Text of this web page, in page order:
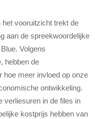
vooruitzicht trekt de
aan de spreekwoordelijke
Volgens
hebben de
hoe meer invloed op onze
ontwikkeling.
verliesuren in de files in
kostprijs hebben van